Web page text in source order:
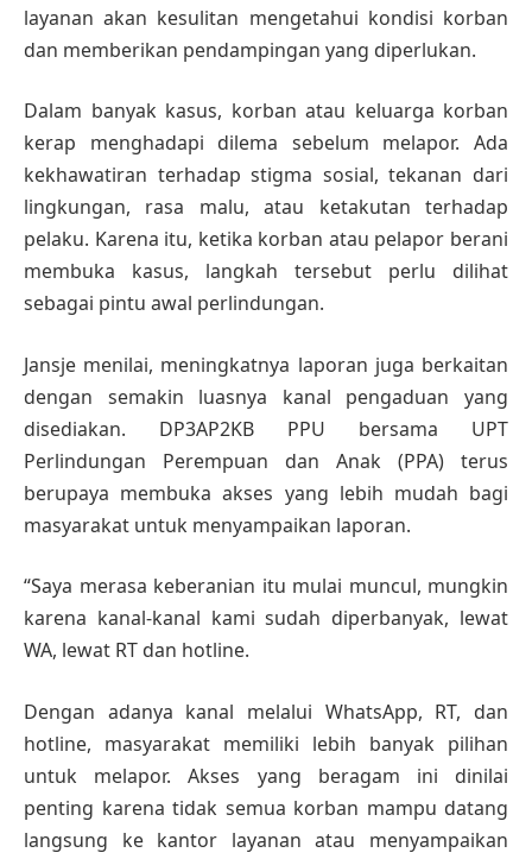
layanan akan kesulitan mengetahui kondisi korban
dan memberikan pendampingan yang diperlukan.
Dalam banyak kasus, korban atau keluarga korban
kerap menghadapi dilema sebelum melapor. Ada
kekhawatiran terhadap stigma sosial, tekanan dari
lingkungan, rasa malu, atau ketakutan terhadap
pelaku. Karena itu, ketika korban atau pelapor berani
membuka kasus, langkah tersebut perlu dilihat
sebagai pintu awal perlindungan.
Jansje menilai, meningkatnya laporan juga berkaitan
dengan semakin luasnya kanal pengaduan yang
disediakan. DP3AP2KB PPU bersama UPT
Perlindungan Perempuan dan Anak (PPA) terus
berupaya membuka akses yang lebih mudah bagi
masyarakat untuk menyampaikan laporan.
“Saya merasa keberanian itu mulai muncul, mungkin
karena kanal-kanal kami sudah diperbanyak, lewat
WA, lewat RT dan hotline.
Dengan adanya kanal melalui WhatsApp, RT, dan
hotline, masyarakat memiliki lebih banyak pilihan
untuk melapor. Akses yang beragam ini dinilai
penting karena tidak semua korban mampu datang
langsung ke kantor layanan atau menyampaikan